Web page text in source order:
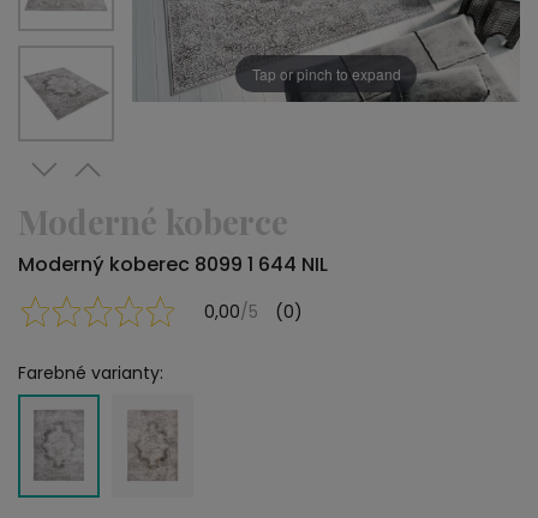
Tap or pinch to expand
Moderné koberce
Moderný koberec 8099 1 644 NIL
0,00/5 (0)
Farebné varianty: